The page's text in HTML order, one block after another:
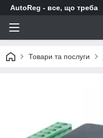
AutoReg - все, що треба
Товари та послуги